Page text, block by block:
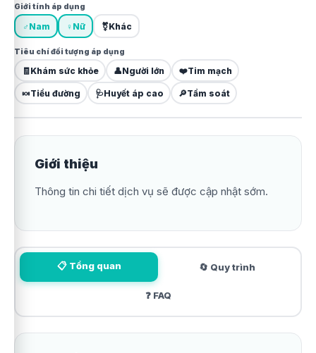
Giới tính áp dụng
♂ Nam ♀ Nữ ⚧Khác
Tiêu chí đối tượng áp dụng
🧾Khám sức khỏe 👤Người lớn ❤️Tim mạch
🍬Tiểu đường 🩺Huyết áp cao 🔎Tầm soát
Giới thiệu
Thông tin chi tiết dịch vụ sẽ được cập nhật sớm.
📋 Tổng quan 🔄 Quy trình
❓ FAQ